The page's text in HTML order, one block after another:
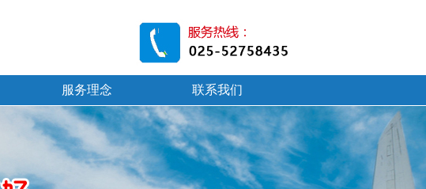
服务理念 联系我们